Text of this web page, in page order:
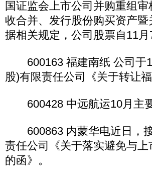
国证监会上市公司并购重组
收合并、发行股份购买资产
据相关规定，公司股票自11月
600163 福建南纸 公司于
股)有限责任公司《关于转让
600428 中远航运10月主
600863 内蒙华电近日，接
责任公司《关于落实避免与
的函》。